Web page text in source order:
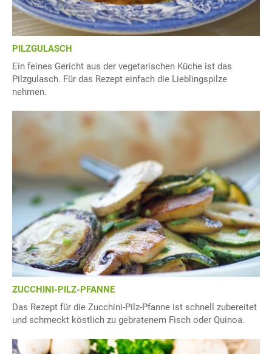
PILZGULASCH
Ein feines Gericht aus der vegetarischen Küche ist das
Pilzgulasch. Für das Rezept einfach die Lieblingspilze
nehmen.
ZUCCHINI-PILZ-PFANNE
Das Rezept für die Zucchini-Pilz-Pfanne ist schnell zubereitet
und schmeckt köstlich zu gebratenem Fisch oder Quinoa.